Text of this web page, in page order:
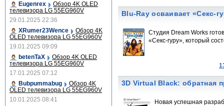
Blu-Ray осваивает «Секс-
Студия Dream Works
«Секс-гуру», который
3D Virtual Black: обратная
Новая успешная
Eugenrex
Обзор 4K OLED
телевизора LG 55EG960V
29.01.2025 22:36
XRumer23Wence
Обзор 4K
OLED телевизора LG 55EG960V
19.01.2025 09:09
betenTaX
Обзор 4K OLED
телевизора LG 55EG960V
17.01.2025 07:12
Bubpummabug
Обзор 4K
OLED телевизора LG 55EG960V
10.01.2025 08:41